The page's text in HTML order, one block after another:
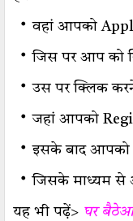
・वहां आपको
・जिस पर आप को
・उस पर क्लिक
・जहां आपको
・इसके बाद आपको
・जिसके माध्यम से
यह भी पढ़ें> घर